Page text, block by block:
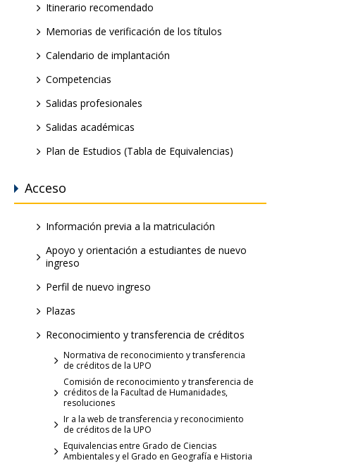
Itinerario recomendado
Memorias de verificación de los títulos
Calendario de implantación
Competencias
Salidas profesionales
Salidas académicas
Plan de Estudios (Tabla de Equivalencias)
Acceso
Información previa a la matriculación
Apoyo y orientación a estudiantes de nuevo
ingreso
Perfil de nuevo ingreso
Plazas
Reconocimiento y transferencia de créditos
Normativa de reconocimiento y transferencia
de créditos de la UPO
Comisión de reconocimiento y transferencia de
créditos de la Facultad de Humanidades,
resoluciones
Ir a la web de transferencia y reconocimiento
de créditos de la UPO
Equivalencias entre Grado de Ciencias
Ambientales y el Grado en Geografía e Historia